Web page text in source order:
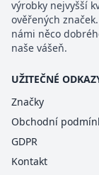
výrobky nejvyšší
ověřených
námi něco
naše vášeň.
UŽITEČNÉ
Značky
Obchodní
GDPR
Kontakt